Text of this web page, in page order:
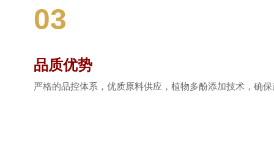
03
品质优势
严格的品控体系，优质原料供应，植物多酚添加技术，确